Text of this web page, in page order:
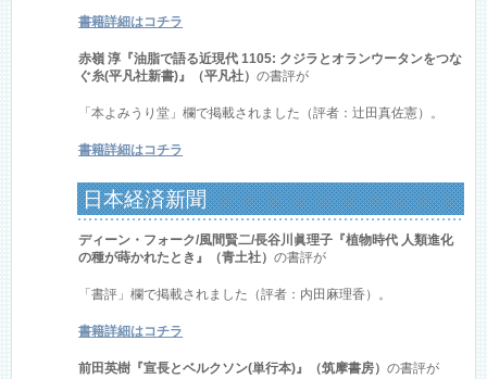
書籍詳細はコチラ
赤嶺 淳『油脂で語る近現代 1105: クジラとオランウータンをつな
ぐ糸(平凡社新書)』（平凡社）の書評が
「本よみうり堂」欄で掲載されました（評者：辻田真佐憲）。
書籍詳細はコチラ
日本経済新聞
ディーン・フォーク/風間賢二/長谷川眞理子『植物時代 人類進化
の種が蒔かれたとき』（青土社）の書評が
「書評」欄で掲載されました（評者：内田麻理香）。
書籍詳細はコチラ
前田英樹『宣長とベルクソン(単行本)』（筑摩書房）の書評が